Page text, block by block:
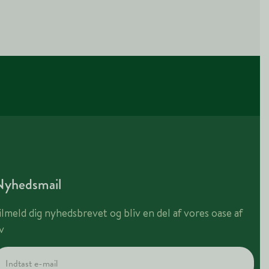
dig nyhedsbrevet og bliv en del af vores oase af